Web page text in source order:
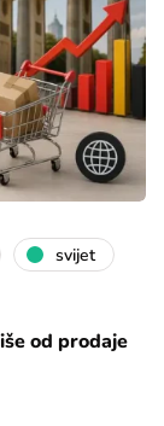
svijet
od prodaje